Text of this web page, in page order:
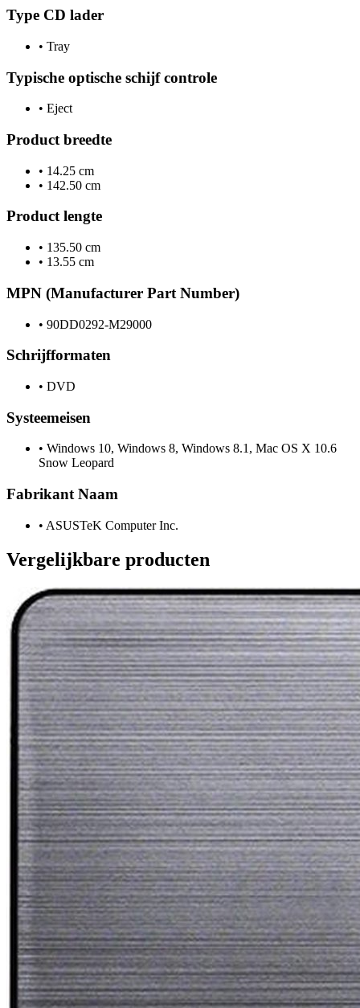
Type CD lader
• Tray
Typische optische schijf controle
• Eject
Product breedte
• 14.25 cm
• 142.50 cm
Product lengte
• 135.50 cm
• 13.55 cm
MPN (Manufacturer Part Number)
• 90DD0292-M29000
Schrijfformaten
• DVD
Systeemeisen
• Windows 10, Windows 8, Windows 8.1, Mac OS X 10.6
Snow Leopard
Fabrikant Naam
• ASUSTeK Computer Inc.
Vergelijkbare producten